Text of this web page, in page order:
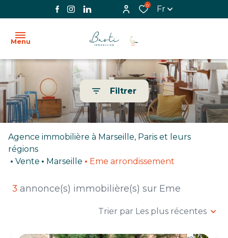
0 Fr
Menu
ACCUEIL
L'AGENCE
LOCATION
VENDUS
Filtrer
Agence immobilière à Marseille, Paris et leurs
régions
Vente
Marseille Eme arrondissement
3 annonce(s) immobilière(s) sur Eme
Trier par Les plus récentes